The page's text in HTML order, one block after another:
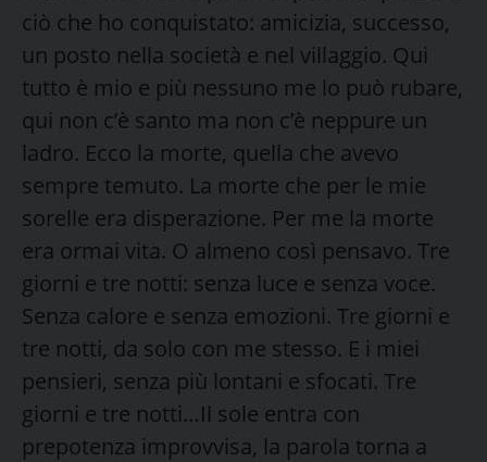
ciò che ho conquistato: amicizia, successo,
un posto nella società e nel villaggio. Qui
tutto è mio e più nessuno me lo può rubare,
qui non c’è santo ma non c’è neppure un
ladro. Ecco la morte, quella che avevo
sempre temuto. La morte che per le mie
sorelle era disperazione. Per me la morte
era ormai vita. O almeno così pensavo. Tre
giorni e tre notti: senza luce e senza voce.
Senza calore e senza emozioni. Tre giorni e
tre notti, da solo con me stesso. E i miei
pensieri, senza più lontani e sfocati. Tre
giorni e tre notti…Il sole entra con
prepotenza improvvisa, la parola torna a